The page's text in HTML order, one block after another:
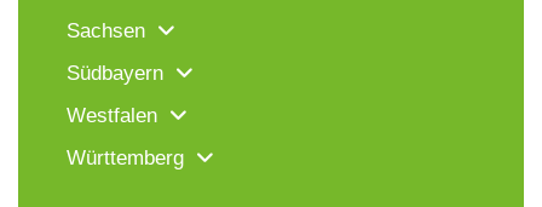
Sachsen
Südbayern
Westfalen
Württemberg